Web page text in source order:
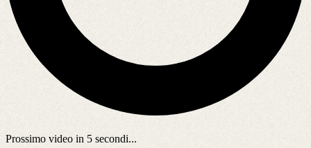
Prossimo video in 5 secondi...